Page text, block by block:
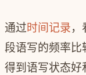
通过时间记录，
段语写的频率比
得到语写状态好